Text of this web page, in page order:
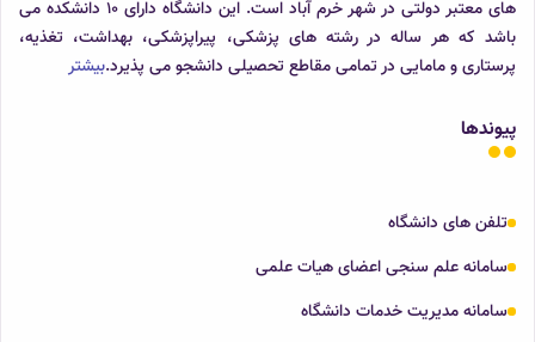
های معتبر دولتی در شهر خرم آباد است. این دانشگاه دارای 10 دانشکده می
باشد که هر ساله در رشته های پزشکی، پیراپزشکی، بهداشت، تغذیه،
پرستاری و مامایی در تمامی مقاطع تحصیلی دانشجو می پذیرد.بیشتر
پیوندها
تلفن های دانشگاه
سامانه علم سنجی اعضای هیات علمی
سامانه مدیریت خدمات دانشگاه